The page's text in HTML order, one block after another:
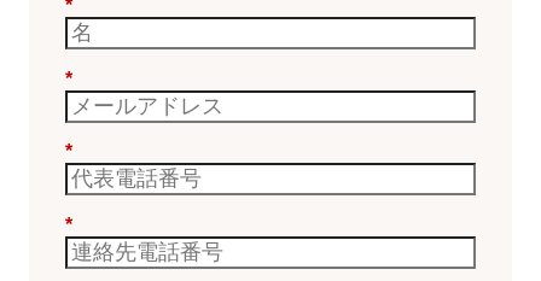
*
*
*
*